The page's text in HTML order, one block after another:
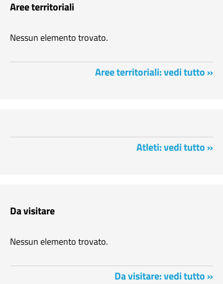
Aree territoriali
Nessun elemento trovato.
Aree territoriali: vedi tutto »
Atleti: vedi tutto »
Da visitare
Nessun elemento trovato.
Da visitare: vedi tutto »